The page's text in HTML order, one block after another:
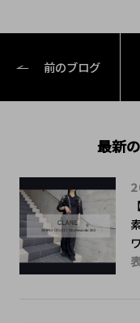
前のブログ
最新